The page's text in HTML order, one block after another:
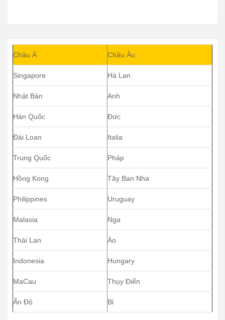
Châu Á Châu Âu
Singapore Hà Lan
Nhật Bản Anh
Hàn Quốc Đức
Đài Loan Italia
Trung Quốc Pháp
Hồng Kong Tây Ban Nha
Philippines Uruguay
Malasia Nga
Thái Lan Áo
Indonesia Hungary
MaCau Thụy Điển
Ấn Độ Bỉ